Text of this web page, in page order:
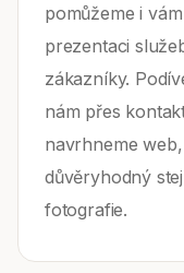
pomůžeme i
prezentaci
zákazníky.
nám přes
navrhneme
důvěryhodný
fotografie.